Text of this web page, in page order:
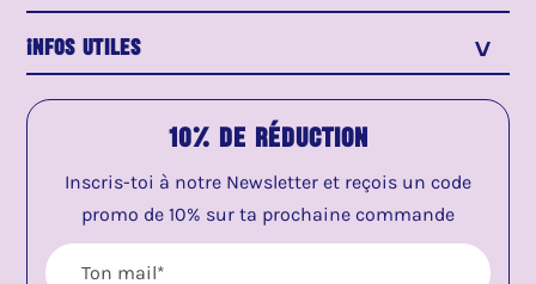
Infos utiles >
10% de réduction
Inscris-toi à notre Newsletter et reçois un code
promo de 10% sur ta prochaine commande